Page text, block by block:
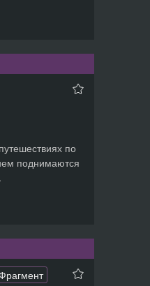
по
поднимаются